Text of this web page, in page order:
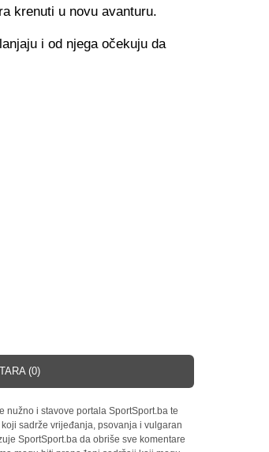
krenuti u novu avanturu.
i od njega očekuju da
(0)
nužno i stavove portala SportSport.ba te
sadrže vrijeđanja, psovanja i vulgaran
SportSport.ba da obriše sve komentare